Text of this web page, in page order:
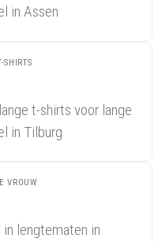
in Assen
SHIRTS
t-shirts voor lange
in Tilburg
VROUW
lengtematen in